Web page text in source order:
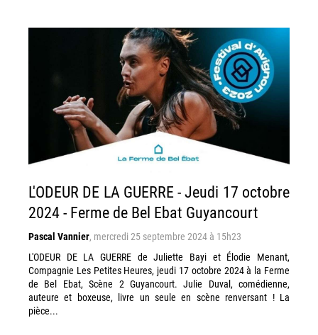
L'ODEUR DE LA GUERRE - Jeudi 17 octobre
2024 - Ferme de Bel Ebat Guyancourt
Pascal Vannier, mercredi 25 septembre 2024 à 15h23
L'ODEUR DE LA GUERRE de Juliette Bayi et Élodie Menant,
Compagnie Les Petites Heures, jeudi 17 octobre 2024 à la Ferme
de Bel Ebat, Scène 2 Guyancourt. Julie Duval, comédienne,
auteure et boxeuse, livre un seule en scène renversant ! La
pièce...